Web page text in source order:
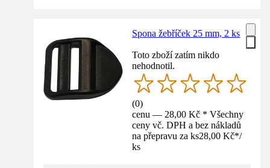
Spona žebříček 25 mm, 2 ks
Toto zboží zatím nikdo
nehodnotil.
(0)
cenu — 28,00 Kč * Všechny
ceny vč. DPH a bez nákladů
na přepravu za ks28,00 Kč*/
ks